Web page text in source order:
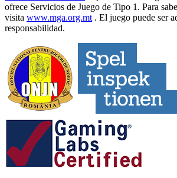
ofrece Servicios de Juego de Tipo 1. Para
visita www.mga.org.mt . El juego puede ser
responsabilidad.